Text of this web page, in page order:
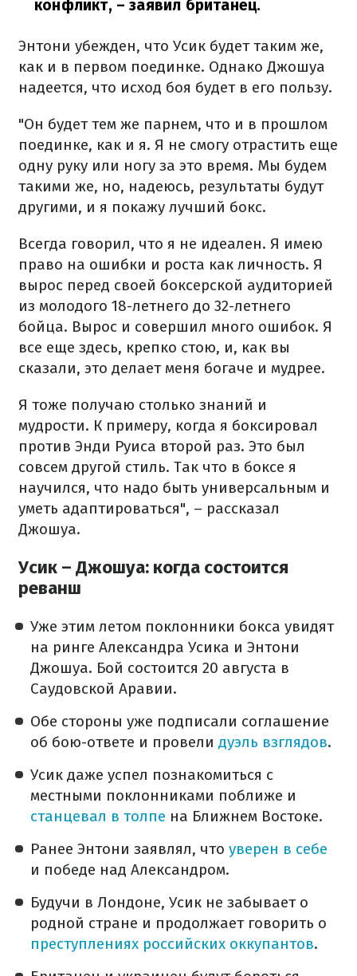
конфликт, – заявил британец.
Энтони убежден, что Усик будет таким же,
как и в первом поединке. Однако Джошуа
надеется, что исход боя будет в его пользу.
"Он будет тем же парнем, что и в прошлом
поединке, как и я. Я не смогу отрастить еще
одну руку или ногу за это время. Мы будем
такими же, но, надеюсь, результаты будут
другими, и я покажу лучший бокс.
Всегда говорил, что я не идеален. Я имею
право на ошибки и роста как личность. Я
вырос перед своей боксерской аудиторией
из молодого 18-летнего до 32-летнего
бойца. Вырос и совершил много ошибок. Я
все еще здесь, крепко стою, и, как вы
сказали, это делает меня богаче и мудрее.
Я тоже получаю столько знаний и
мудрости. К примеру, когда я боксировал
против Энди Руиса второй раз. Это был
совсем другой стиль. Так что в боксе я
научился, что надо быть универсальным и
уметь адаптироваться", – рассказал
Джошуа.
Усик – Джошуа: когда состоится
реванш
Уже этим летом поклонники бокса увидят
на ринге Александра Усика и Энтони
Джошуа. Бой состоится 20 августа в
Саудовской Аравии.
Обе стороны уже подписали соглашение
об бою-ответе и провели дуэль взглядов.
Усик даже успел познакомиться с
местными поклонниками поближе и
станцевал в толпе на Ближнем Востоке.
Ранее Энтони заявлял, что уверен в себе
и победе над Александром.
Будучи в Лондоне, Усик не забывает о
родной стране и продолжает говорить о
преступлениях российских оккупантов.